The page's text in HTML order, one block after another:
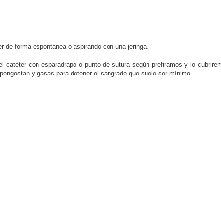
de forma espontánea o aspirando con una jeringa.
con esparadrapo o punto de sutura según prefiramos y lo
y gasas para detener el sangrado que suele ser mínimo.